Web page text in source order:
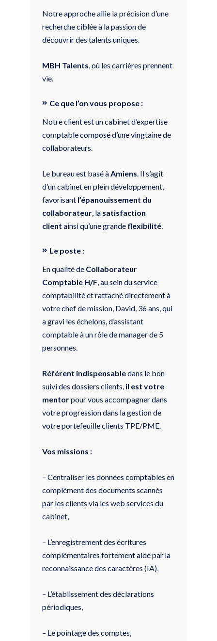
Notre approche allie la précision d’une
recherche ciblée à la passion de
découvrir des talents uniques.
MBH Talents , où les carrières prennent
vie.
Ce que l’on vous propose :
Notre client est un cabinet d’expertise
comptable composé d’une vingtaine de
collaborateurs.
Le bureau est basé à Amiens . Il s’agit
d’un cabinet en plein développement,
favorisant l’épanouissement du
collaborateur , la satisfaction
client ainsi qu’une grande flexibilité
Le poste :
En qualité de Collaborateur
Comptable H/F , au sein du service
comptabilité et rattaché directement à
votre chef de mission, David, 36 ans, qui
a gravi les échelons, d’assistant
comptable à un rôle de manager de 5
personnes.
Référent indispensabledans le bon
suivi des dossiers clients, il est votre
mentorpour vous accompagner dans
votre progression dans la gestion de
votre portefeuille clients TPE/PME.
Vos missions :
– Centraliser les données comptables en
complément des documents scannés
par les clients via les web services du
cabinet,
– L’enregistrement des écritures
complémentaires fortement aidé par la
reconnaissance des caractères (IA),
– L’établissement des déclarations
périodiques,
– Le pointage des comptes,